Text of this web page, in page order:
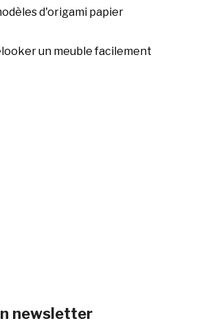
d'origami papier
un meuble facilement
newsletter